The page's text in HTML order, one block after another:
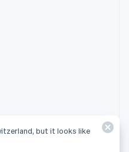
but it looks like